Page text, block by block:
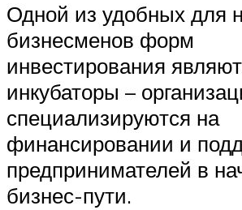
Одной из удобных для
бизнесменов форм
инвестирования
инкубаторы –
специализируются на
финансировании и
предпринимателей в
бизнес-пути.